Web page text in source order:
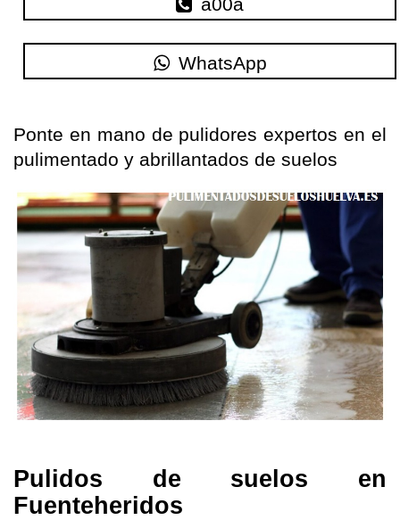
WhatsApp
Ponte en mano de pulidores expertos en el
pulimentado y abrillantados de suelos
Pulidos de suelos en
Fuenteheridos